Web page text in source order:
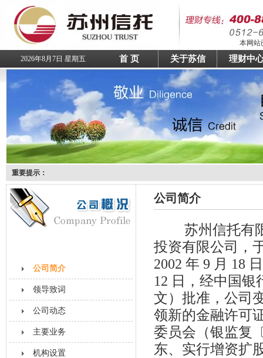
本网站
2026年8月7日 星期五
首 页 关于苏信 理财中
重要提示：
公司简介
领导致词
公司动态
主要业务
机构设置
公司简介
苏州信托有
投资有限公司，
2002 年 9 月 18
12 日，经中国银
文）批准，公司
领新的金融许可
委员会（银监复
东、实行增资扩